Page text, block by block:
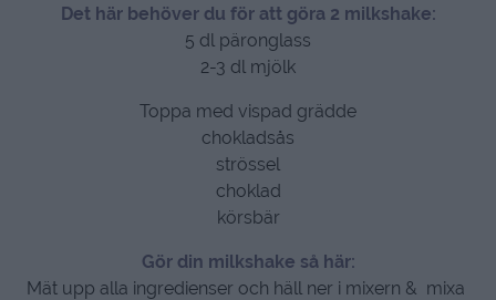
Det här behöver du för att göra 2 milkshake:
5 dl päronglass
2-3 dl mjölk
Toppa med vispad grädde
chokladsås
strössel
choklad
körsbär
Gör din milkshake så här:
Mät upp alla ingredienser och häll ner i mixern & mixa